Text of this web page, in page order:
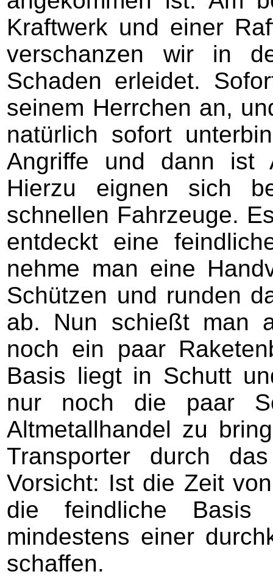
Kraftwerk und einer
verschanzen wir in
Schaden erleidet.
seinem Herrchen an,
natürlich sofort
Angriffe und dann ist
Hierzu eignen sich
schnellen Fahrzeuge.
entdeckt eine
nehme man eine
Schützen und runden
ab. Nun schießt man
noch ein paar
Basis liegt in Schutt
nur noch die paar
Altmetallhandel zu
Transporter durch
Vorsicht: Ist die Zeit
die feindliche
mindestens einer
schaffen.